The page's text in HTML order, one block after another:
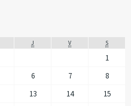
J V S
1
6 7
8
13 14
15